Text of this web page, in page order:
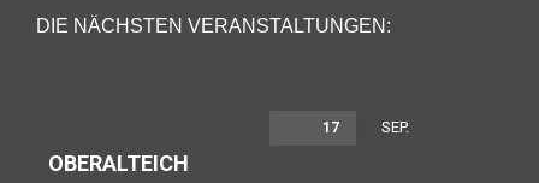
DIE NÄCHSTEN VERANSTALTUNGEN:
17 SEP.
OBERALTEICH